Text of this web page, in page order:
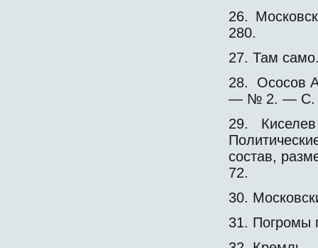
26.
280.
27. Там
28. Ососов
— № 2. — С.
29.
состав,
72.
30.
31.